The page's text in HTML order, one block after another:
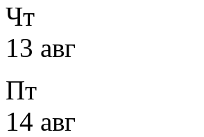
Чт
13 авг
Пт
14 авг